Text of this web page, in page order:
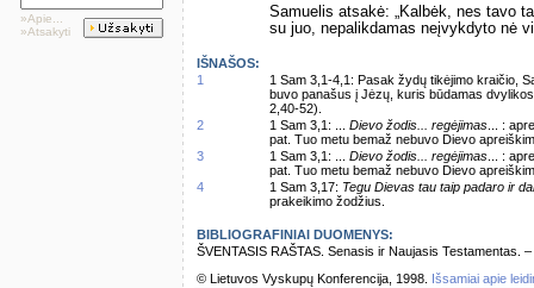
»Apie...
»Atsakyti
Samuelis atsakė: „Kalbėk, nes tavo
su juo, nepalikdamas neįvykdyto nė
IŠNAŠOS:
1
1 Sam 3,1-4,1: Pasak žydų tikėjimo kraičio,
buvo panašus į Jėzų, kuris būdamas
2,40-52).
2
1 Sam 3,1: ... Dievo žodis... regėjimas ... :
pat. Tuo metu bemaž nebuvo Dievo
3
1 Sam 3,1: ... Dievo žodis... regėjimas ... :
pat. Tuo metu bemaž nebuvo Dievo
4
1 Sam 3,17: Tegu Dievas tau taip padaro ir
prakeikimo žodžius.
BIBLIOGRAFINIAI DUOMENYS:
ŠVENTASIS RAŠTAS. Senasis ir Naujasis Testamentas.
© Lietuvos Vyskupų Konferencija, 1998.
Išsamiai apie